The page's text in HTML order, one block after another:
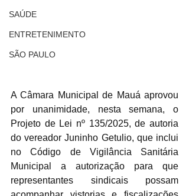
SAÚDE
ENTRETENIMENTO
SÃO PAULO
A Câmara Municipal de Mauá aprovou
por unanimidade, nesta semana, o
Projeto de Lei nº 135/2025, de autoria
do vereador Juninho Getulio, que inclui
no Código de Vigilância Sanitária
Municipal a autorização para que
representantes sindicais possam